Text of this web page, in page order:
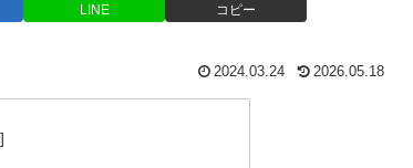
LINE コピー
2024.03.24 2026.05.18